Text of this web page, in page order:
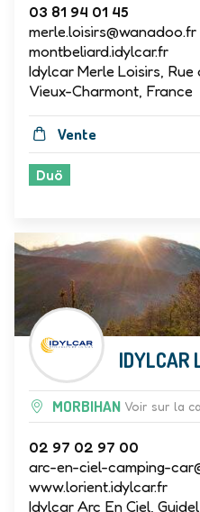
03 81 94 01 45
merle.loisirs@wanadoo.fr
montbeliard.idylcar.fr
Idylcar Merle Loisirs, Rue
Vieux-Charmont, France
Vente
Duö
IDYLCAR
MORBIHAN Voir sur la
02 97 02 97 00
arc-en-ciel-camping-
www.lorient.idylcar.fr
Idylcar Arc En Ciel,